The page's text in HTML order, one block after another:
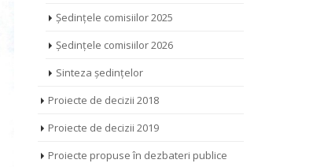
Ședințele comisiilor 2025
Ședințele comisiilor 2026
Sinteza ședințelor
Proiecte de decizii 2018
Proiecte de decizii 2019
Proiecte propuse în dezbateri publice